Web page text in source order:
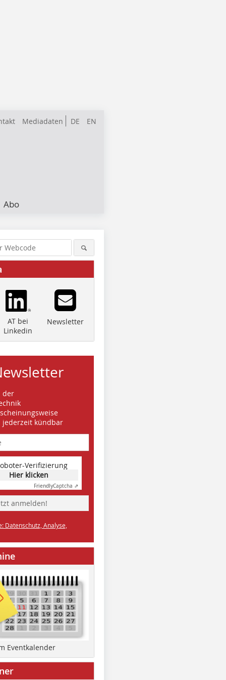
DE EN
Mediadaten
Abo
AT bei
Linkedin
Newsletter
der
jederzeit kündbar
Verifizierung
Hier klicken
FriendlyCaptcha ⇗
anmelden!
Datenschutz, Analyse,
Eventkalender